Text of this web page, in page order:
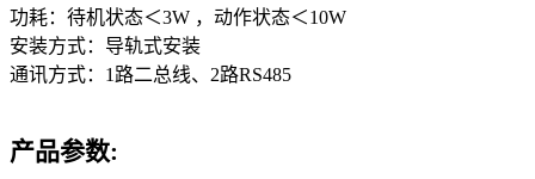
功耗：待机状态＜3W ，动作状态＜10W
安装方式：导轨式安装
通讯方式：1路二总线、2路RS485
产品参数: